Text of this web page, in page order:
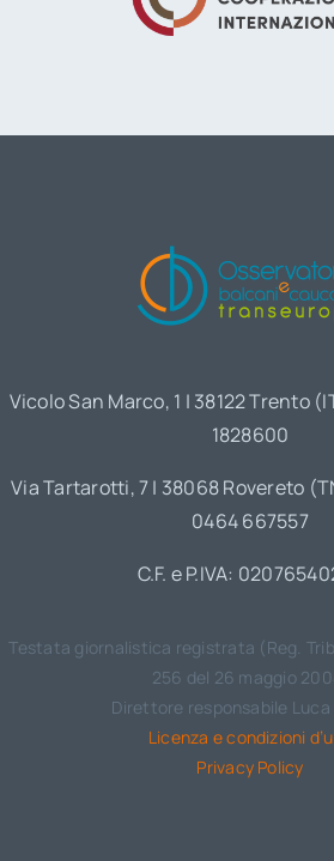
Vicolo San Marco, 1 | 38122 Trento
1828600
Via Tartarotti, 7 | 38068 Rovereto
0464 667557
C.F. e P.IVA:
Testata giornalistica registrata (Reg.
256 del 26 maggio
Direttore responsabile Luca
Licenza e condizioni
Privacy Policy